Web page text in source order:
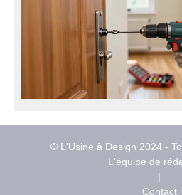
© L'Usine à Design 2024 -
L'équipe de
|
Contact